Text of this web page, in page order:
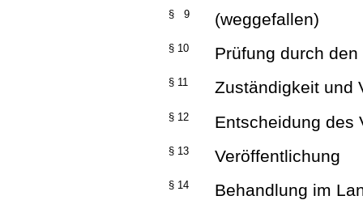
§ 9 (weggefallen)
§ 10 Prüfung durch
§ 11 Zuständigkeit und
§ 12 Entscheidung des
§ 13 Veröffentlichung
§ 14 Behandlung im